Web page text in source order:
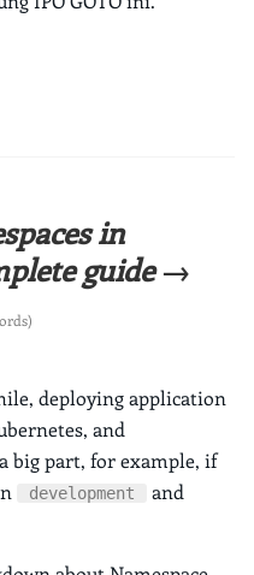
in
guide →
deploying application
and
big part, for example, if
development and